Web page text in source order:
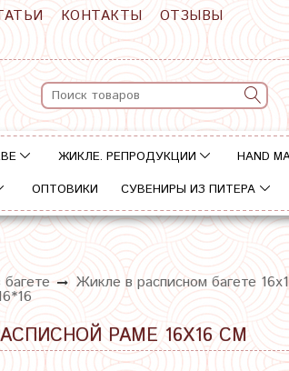
КОНТАКТЫ
ОТЗЫВЫ
ЖИКЛЕ. РЕПРОДУКЦИИ
HAND
ОПТОВИКИ СУВЕНИРЫ ИЗ ПИТЕРА
Жикле в расписном багете
РАМЕ 16Х16 СМ